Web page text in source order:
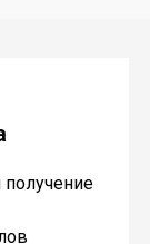
получение